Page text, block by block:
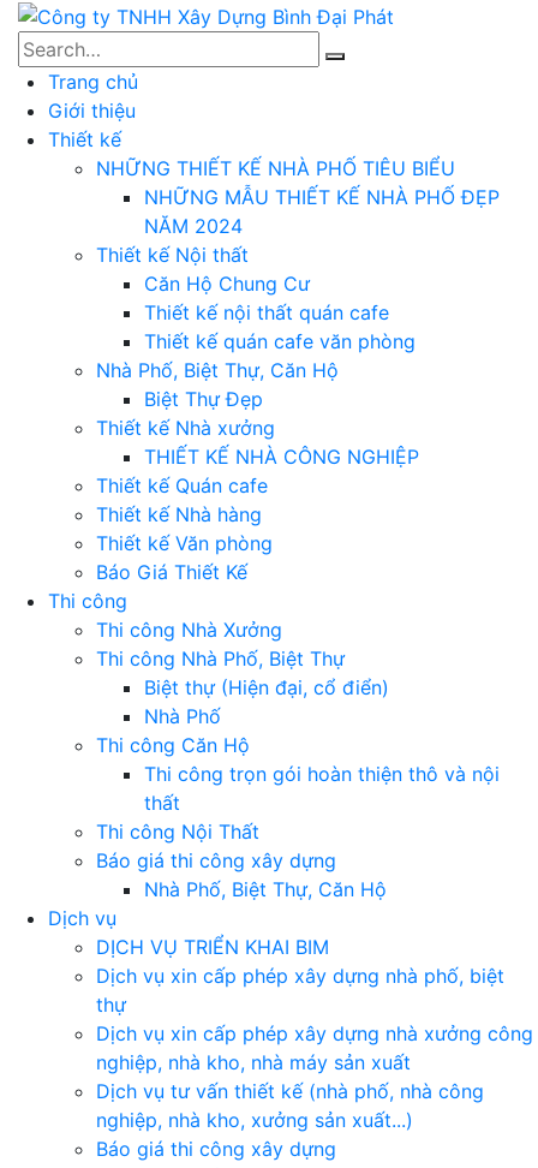
Trang chủ
Giới thiệu
Thiết kế
NHỮNG THIẾT KẾ NHÀ PHỐ TIÊU BIỂU
NHỮNG MẪU THIẾT KẾ NHÀ PHỐ ĐẸP
NĂM 2024
Thiết kế Nội thất
Căn Hộ Chung Cư
Thiết kế nội thất quán cafe
Thiết kế quán cafe văn phòng
Nhà Phố, Biệt Thự, Căn Hộ
Biệt Thự Đẹp
Thiết kế Nhà xưởng
THIẾT KẾ NHÀ CÔNG NGHIỆP
Thiết kế Quán cafe
Thiết kế Nhà hàng
Thiết kế Văn phòng
Báo Giá Thiết Kế
Thi công
Thi công Nhà Xưởng
Thi công Nhà Phố, Biệt Thự
Biệt thự (Hiện đại, cổ điển)
Nhà Phố
Thi công Căn Hộ
Thi công trọn gói hoàn thiện thô và nội
thất
Thi công Nội Thất
Báo giá thi công xây dựng
Nhà Phố, Biệt Thự, Căn Hộ
Dịch vụ
DỊCH VỤ TRIỂN KHAI BIM
Dịch vụ xin cấp phép xây dựng nhà phố, biệt
thự
Dịch vụ xin cấp phép xây dựng nhà xưởng công
nghiệp, nhà kho, nhà máy sản xuất
Dịch vụ tư vấn thiết kế (nhà phố, nhà công
nghiệp, nhà kho, xưởng sản xuất...)
Báo giá thi công xây dựng